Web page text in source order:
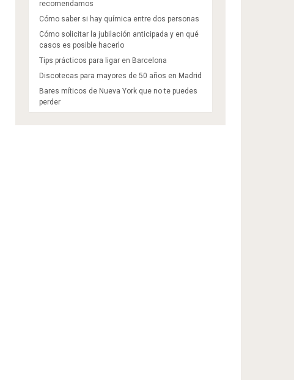
recomendamos
Cómo saber si hay química entre dos personas
Cómo solicitar la jubilación anticipada y en qué
casos es posible hacerlo
Tips prácticos para ligar en Barcelona
Discotecas para mayores de 50 años en Madrid​
Bares míticos de Nueva York que no te puedes
perder